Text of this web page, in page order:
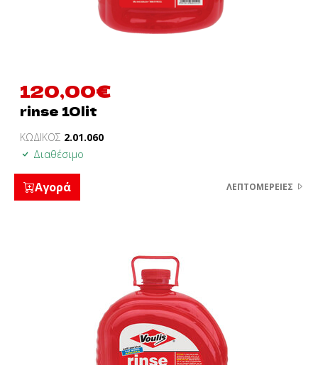
120,00€
rinse 10lit
ΚΩΔΙΚΟΣ 2.01.060
Διαθέσιμο
Αγορά ΛΕΠΤΟΜΈΡΕΙΕΣ